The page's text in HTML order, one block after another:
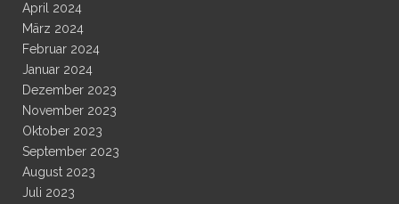
April 2024
März 2024
Februar 2024
Januar 2024
Dezember 2023
November 2023
Oktober 2023
September 2023
August 2023
Juli 2023